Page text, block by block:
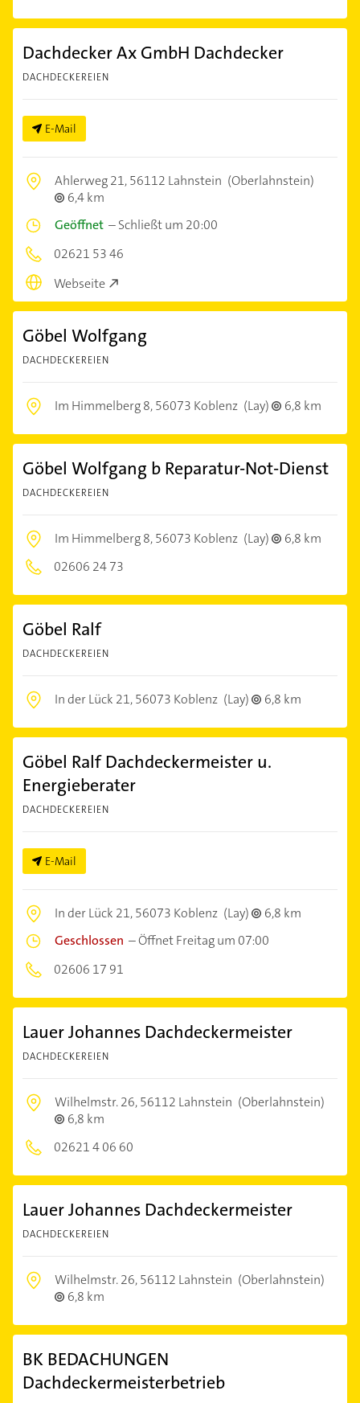
Dachdecker Ax GmbH Dachdecker
DACHDECKEREIEN
E-Mail
Ahlerweg 21,56112 Lahnstein (Oberlahnstein)
6,4 km
Geöffnet –Schließt um 20:00
02621 53 46
Webseite
Göbel Wolfgang
DACHDECKEREIEN
Im Himmelberg 8,56073 Koblenz (Lay) 6,8 km
Göbel Wolfgang b Reparatur-Not-Dienst
DACHDECKEREIEN
Im Himmelberg 8,56073 Koblenz (Lay)
6,8 km
02606 24 73
Göbel Ralf
DACHDECKEREIEN
In der Lück 21,56073 Koblenz (Lay) 6,8 km
Göbel Ralf Dachdeckermeister u.
Energieberater
DACHDECKEREIEN
E-Mail
In der Lück 21,56073 Koblenz (Lay)
6,8 km
Geschlossen –Öffnet Freitag um 07:00
02606 17 91
Lauer Johannes Dachdeckermeister
DACHDECKEREIEN
Wilhelmstr. 26,56112 Lahnstein (Oberlahnstein)
6,8 km
02621 4 06 60
Lauer Johannes Dachdeckermeister
DACHDECKEREIEN
Wilhelmstr. 26,56112 Lahnstein (Oberlahnstein)
6,8 km
BK BEDACHUNGEN
Dachdeckermeisterbetrieb